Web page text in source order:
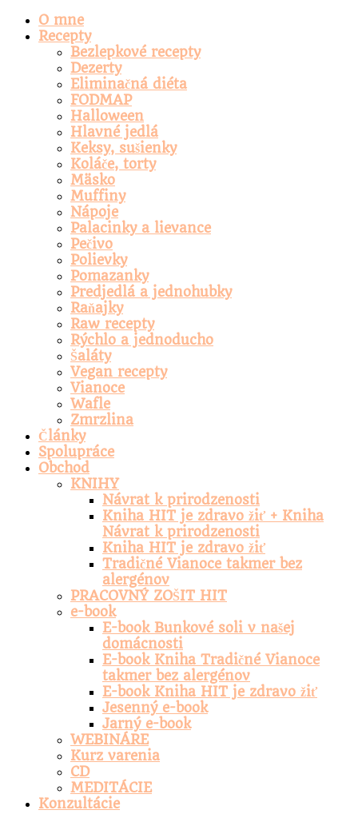
O mne
Recepty
Bezlepkové recepty
Dezerty
Eliminačná diéta
FODMAP
Halloween
Hlavné jedlá
Keksy, sušienky
Koláče, torty
Mäsko
Muffiny
Nápoje
Palacinky a lievance
Pečivo
Polievky
Pomazanky
Predjedlá a jednohubky
Raňajky
Raw recepty
Rýchlo a jednoducho
Šaláty
Vegan recepty
Vianoce
Wafle
Zmrzlina
Články
Spolupráce
Obchod
KNIHY
Návrat k prirodzenosti
Kniha HIT je zdravo žiť + Kniha
Návrat k prirodzenosti
Kniha HIT je zdravo žiť
Tradičné Vianoce takmer bez
alergénov
PRACOVNÝ ZOŠIT HIT
e-book
E-book Bunkové soli v našej
domácnosti
E-book Kniha Tradičné Vianoce
takmer bez alergénov
E-book Kniha HIT je zdravo žiť
Jesenný e-book
Jarný e-book
WEBINÁRE
Kurz varenia
CD
MEDITÁCIE
Konzultácie